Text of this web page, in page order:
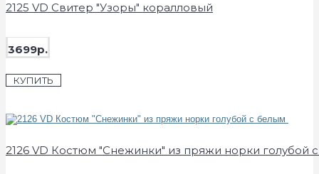
2125 VD Свитер "Узоры" коралловый
3699р.
КУПИТЬ
2126 VD Костюм "Снежинки" из пряжи норки голубой